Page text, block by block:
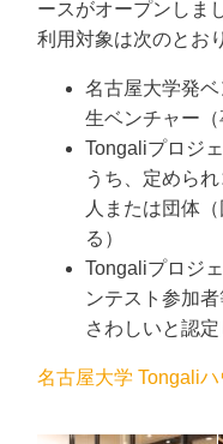
ースがオープンしま
利用対象は次のとお
名古屋大学発
生ベンチャー（
Tongaliプロジ
うち、定めら
人または団体
る）
Tongaliプロジ
ンテスト参加
さわしいと認
名古屋大学 Tongali